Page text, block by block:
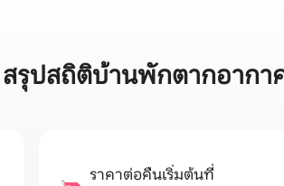
สรุปสถิติบ้านพักตากอากาศ
ราคาต่อคืนเริ่มต้นที่